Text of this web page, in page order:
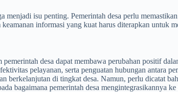
menjadi isu penting. Pemerintah desa perlu
informasi yang kuat harus diterapkan untuk
desa dapat membawa perubahan positif
pelayanan, serta penguatan hubungan antara
berkelanjutan di tingkat desa. Namun, perlu dicatat
bagaimana pemerintah desa mengintegrasikannya